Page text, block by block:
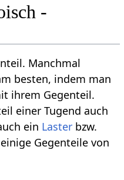
-
Manchmal
besten, indem man
ihrem Gegenteil.
einer Tugend auch
ein Laster bzw.
Gegenteile von